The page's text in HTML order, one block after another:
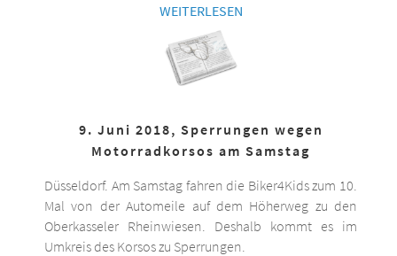
WEITERLESEN
9. Juni 2018, Sperrungen wegen
Motorradkorsos am Samstag
Düsseldorf. Am Samstag fahren die Biker4Kids zum 10.
Mal von der Automeile auf dem Höherweg zu den
Oberkasseler Rheinwiesen. Deshalb kommt es im
Umkreis des Korsos zu Sperrungen.